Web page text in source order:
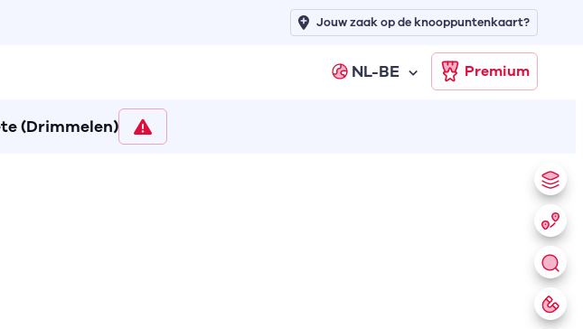
NL-BE Premium
Jouw zaak op de knooppuntenkaart?
(Drimmelen)